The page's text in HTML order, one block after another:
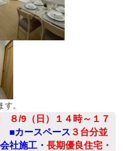
。
８/9（日）１４時～１７
■カースペース ３台分並
社施工・ 長期優良住宅・